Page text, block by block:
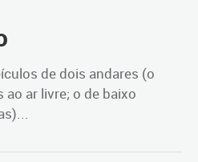
de dois andares (o
ar livre; o de baixo